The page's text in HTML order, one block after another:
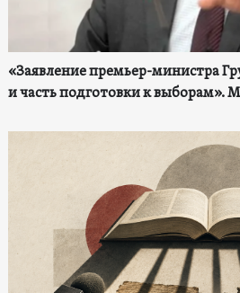
«Заявление премьер-министра
и часть подготовки к выборам».